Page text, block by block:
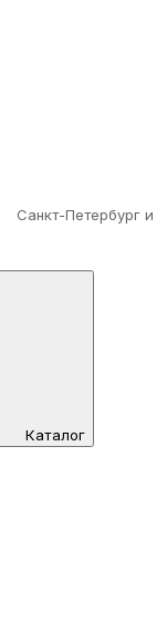
Санкт-Петербург и
Каталог